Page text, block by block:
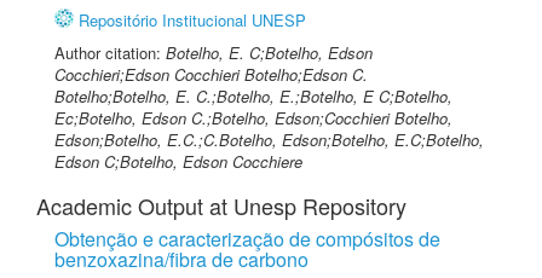
Repositório Institucional UNESP
Author citation: Botelho, E. C;Botelho, Edson
Cocchieri;Edson Cocchieri Botelho;Edson C.
Botelho;Botelho, E. C.;Botelho, E.;Botelho, E C;Botelho,
Ec;Botelho, Edson C.;Botelho, Edson;Cocchieri Botelho,
Edson;Botelho, E.C.;C.Botelho, Edson;Botelho, E.C;Botelho,
Edson C;Botelho, Edson Cocchiere
Academic Output at Unesp Repository
Obtenção e caracterização de compósitos de
benzoxazina/fibra de carbono